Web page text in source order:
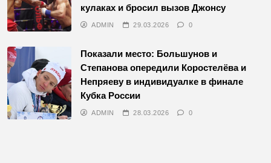
кулаках и бросил вызов Джонсу
ADMIN 29.03.2026 0
Показали место: Большунов и
Степанова опередили Коростелёва и
Непряеву в индивидуалке в финале
Кубка России
ADMIN 28.03.2026 0